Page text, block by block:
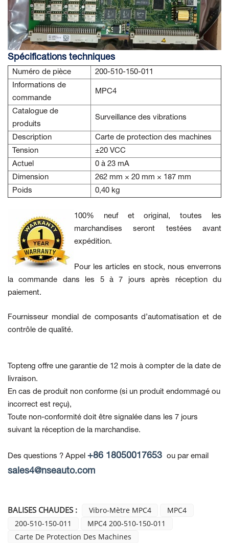
Spécifications techniques
Numéro de pièce
200-510-150-011
Informations de
commande
MPC4
Catalogue de
produits
Surveillance des vibrations
Description
Carte de protection des machines
Tension
±20 VCC
Actuel
0 à 23 mA
Dimension
262 mm × 20 mm × 187 mm
Poids
0,40 kg
100% neuf et original, toutes les
marchandises seront testées avant
expédition.
Pour les articles en stock, nous enverrons
la commande dans les 5 à 7 jours après réception du
paiement.
Fournisseur mondial de composants d’automatisation et de
contrôle de qualité.
Topteng offre une garantie de 12 mois à compter de la date de
livraison.
En cas de produit non conforme (si un produit endommagé ou
incorrect est reçu),
Toute non-conformité doit être signalée dans les 7 jours
suivant la réception de la marchandise.
Des questions ? Appel +86 18050017653 ou par email
sales4@nseauto.com
BALISES CHAUDES : Vibro-Mètre MPC4
MPC4
200-510-150-011
MPC4 200-510-150-011
Carte De Protection Des Machines